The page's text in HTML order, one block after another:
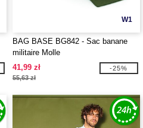
W1
BAG BASE BG842 - Sac banane
militaire Molle
41,99 zł
55,63 zł
-25%